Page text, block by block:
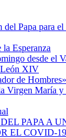
del Papa para
Esperanza
desde el
León XIV
de Hombres»
Virgen María
PAPA A
EL COVID-19